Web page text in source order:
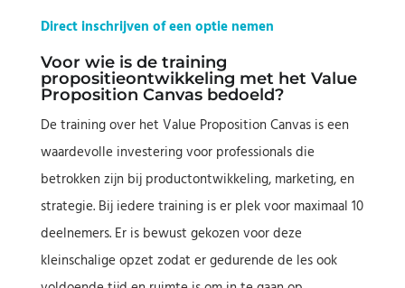
Direct inschrijven of een optie nemen
Voor wie is de training
propositieontwikkeling met het Value
Proposition Canvas bedoeld?
De training over het Value Proposition Canvas is een
waardevolle investering voor professionals die
betrokken zijn bij productontwikkeling, marketing, en
strategie. Bij iedere training is er plek voor maximaal 10
deelnemers. Er is bewust gekozen voor deze
kleinschalige opzet zodat er gedurende de les ook